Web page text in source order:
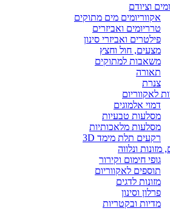
וציודם
אקווריומים מים מתוקים
טרריומים ואביזרים
פילטרים ואביזרי סינון
מצעים, חול וחצץ
משאבות למתוקים
תאורה
צנרת
לאקווריום
דמוי אלמוגים
מסלעות טבעיות
מסלעות מלאכותיות
רקעים תלת מימד 3D
מזונות ונלווה
גופי חימום וקירור
תוספים לאקווריום
מזונות לדגים
פרלון וסינון
מדיות ובקטריות